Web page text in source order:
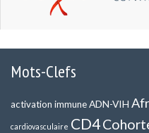
Mots-Clefs
activation immuneADN-VIH
cardiovasculaire CD4